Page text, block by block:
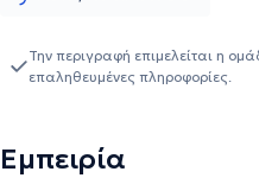
Την περιγραφή επιμελείται η
επαληθευμένες πληροφορίες.
Εμπειρία